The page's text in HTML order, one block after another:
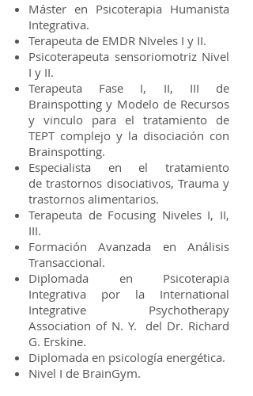
Máster en Psicoterapia Humanista
Integrativa.
Terapeuta de EMDR NIveles I y II.
Psicoterapeuta sensoriomotriz Nivel
I y II.
Terapeuta Fase I, II, III de
Brainspotting y Modelo de Recursos
y vinculo para el tratamiento de
TEPT complejo y la disociación con
Brainspotting.
Especialista en el tratamiento
de trastornos disociativos, Trauma y
trastornos alimentarios.
Terapeuta de Focusing Niveles I, II,
III.
Formación Avanzada en Análisis
Transaccional.
Diplomada en Psicoterapia
Integrativa por la International
Integrative Psychotherapy
Association of N. Y. del Dr. Richard
G. Erskine.
Diplomada en psicología energética.
Nivel I de BrainGym.